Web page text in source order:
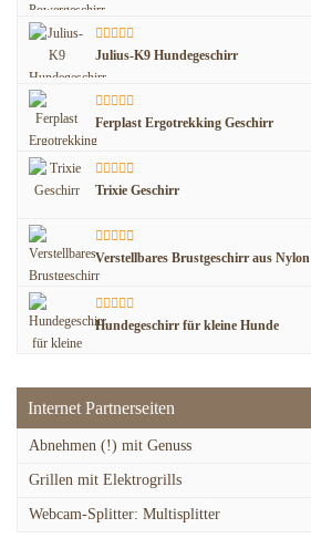
Julius-K9 Hundegeschirr
Ferplast Ergotrekking Geschirr
Trixie Geschirr
Verstellbares Brustgeschirr aus Nylon
Hundegeschirr für kleine Hunde
Internet Partnerseiten
Abnehmen (!) mit Genuss
Grillen mit Elektrogrills
Webcam-Splitter: Multisplitter